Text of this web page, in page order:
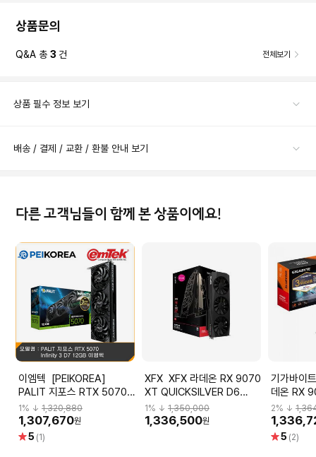
상품문의
Q&A 총 3 건 전체보기
상품 필수 정보 보기
배송 / 결제 / 교환 / 환불 안내 보기
다른 고객님들이 함께 본 상품이에요!
이엠텍 [PEIKOREA]
PALIT 지포스 RTX 5070
Infinity 3 D7 12GB 이엠텍
1 % ↓ 1,320,880
1,307,670원
별5 (1)
XFX XFX 라데온 RX 9070
XT QUICKSILVER D6
16GB jnp
1 % ↓1,350,000
1,336,500원
기가바이트
데온 RX
GAMING
씨디렉트
2% ↓
별5 (2)